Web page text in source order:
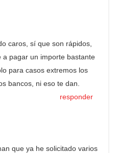
caros, sí que son rápidos,
a pagar un importe bastante
para casos extremos los
bancos, ni eso te dan.
responder
que ya he solicitado varios